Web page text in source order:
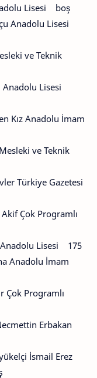
Lisesi boş
Anadolu Lisesi
ve Teknik
Lisesi
Kız Anadolu İmam
ve Teknik
Türkiye Gazetesi
Çok Programlı
Anadolu Lisesi 175
Anadolu İmam
Programlı
Erbakan
İsmail Erez